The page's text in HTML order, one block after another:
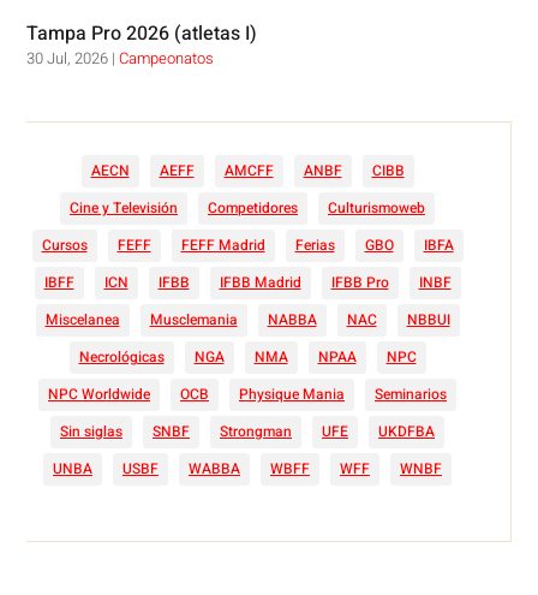
Tampa Pro 2026 (atletas I)
30 Jul, 2026 |Campeonatos
AECN AEFF AMCFF ANBF
CIBB
Cine y Televisión
Competidores
Culturismoweb
Cursos
FEFF FEFF Madrid Ferias GBO
IBFA
IBFF
ICN IFBB IFBB Madrid IFBB Pro
INBF
Miscelanea
Musclemania NABBA NAC
NBBUI
Necrológicas
NGA NMA NPAA
NPC
NPC Worldwide
OCB Physique Mania
Seminarios
Sin siglas
SNBF Strongman UFE
UKDFBA
UNBA
USBF WABBA WBFF WFF WNBF